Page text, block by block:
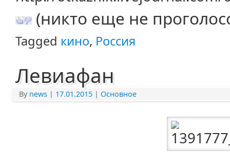
(никто еще не
Tagged кино, Россия
Левиафан
By news | 17.01.2015 | Основное